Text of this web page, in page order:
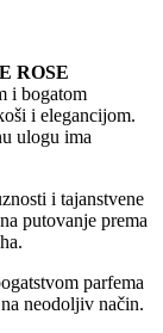
ROSE
i bogatom
i elegancijom.
ulogu ima
i tajanstvene
putovanje prema
parfema
neodoljiv način.